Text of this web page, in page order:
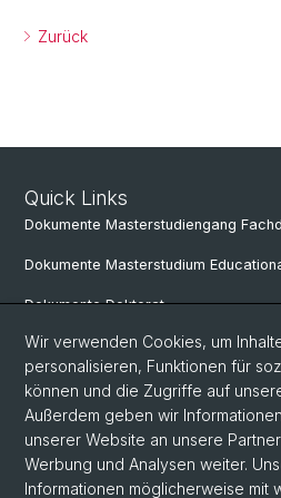
Zurück
Quick Links
Dokumente Masterstudiengang
Dokumente Masterstudium
Dokumente Doktorat
Social Media
LinkedIn
Instagram
Wir verwenden Cookies, um
personalisieren, Funktionen für
können und die Zugriffe auf
Außerdem geben wir
unserer Website an unsere
Werbung und Analysen weiter.
Informationen möglicherweise mit